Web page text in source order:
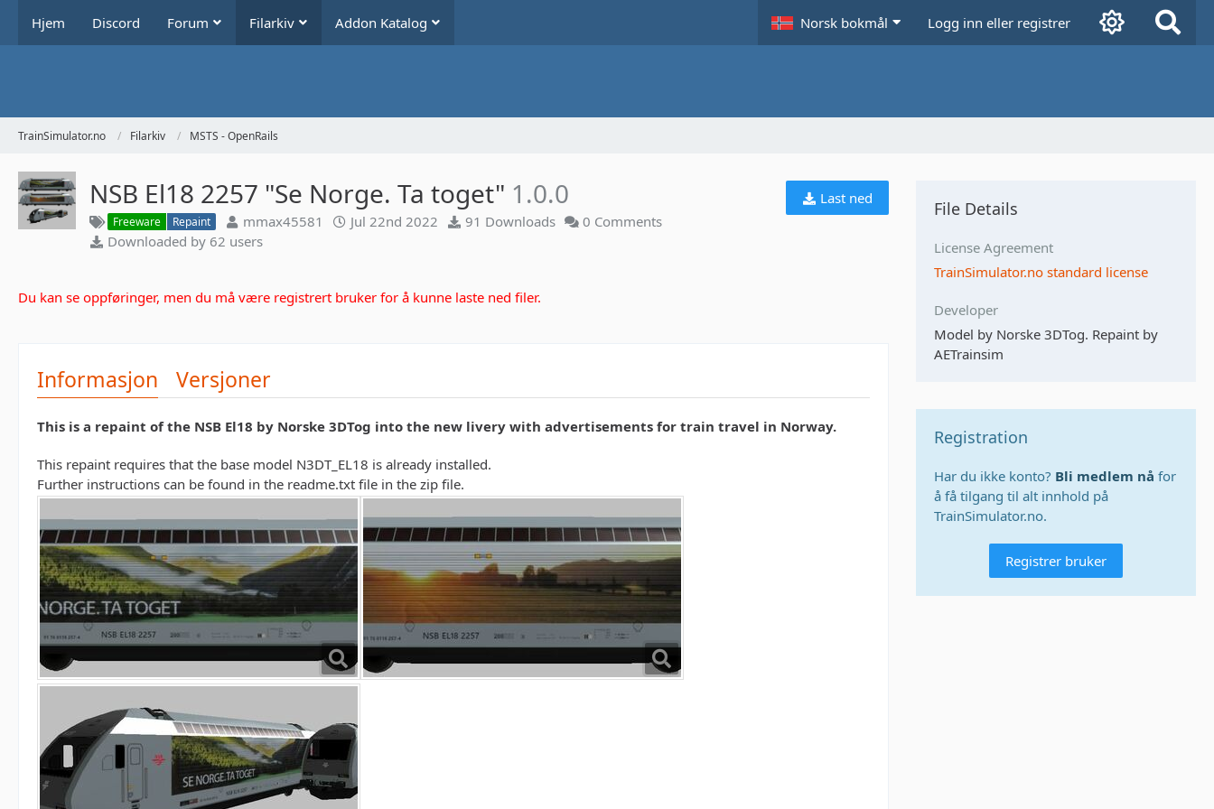
Hjem Discord Forum Filarkiv Addon Katalog Norsk bokmål Logg inn eller registrer
TrainSimulator.no Filarkiv MSTS - OpenRails
NSB El18 2257 "Se Norge. Ta toget" 1.0.0
Freeware Repaint mmax45581 Jul 22nd 2022 91 Downloads
0 Comments
Downloaded by 62 users
Last ned
Du kan se oppføringer, men du må være registrert bruker for å kunne laste ned filer.
Informasjon Versjoner
This is a repaint of the NSB El18 by Norske 3DTog into the new livery with advertisements for train travel in Norway.
This repaint requires that the base model N3DT_EL18 is already installed.
Further instructions can be found in the readme.txt file in the zip file.
File Details
License Agreement
TrainSimulator.no standard license
Developer
Model by Norske 3DTog. Repaint by
AETrainsim
Registration
Har du ikke konto? Bli medlem nå for
å få tilgang til alt innhold på
TrainSimulator.no.
Registrer bruker